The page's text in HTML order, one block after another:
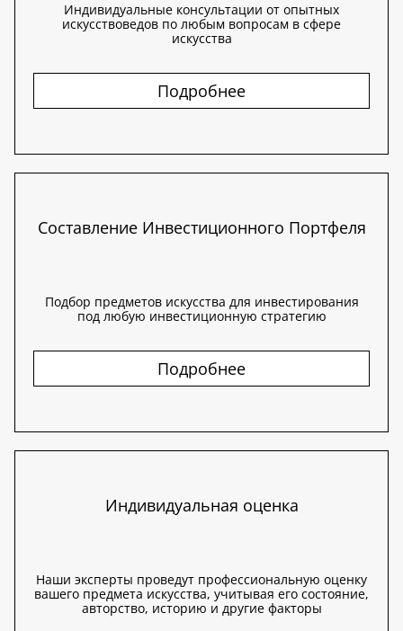
Индивидуальные консультации от опытных
искусствоведов по любым вопросам в сфере
искусства
Подробнее
Составление Инвестиционного Портфеля
Подбор предметов искусства для инвестирования
под любую инвестиционную стратегию
Подробнее
Индивидуальная оценка
Наши эксперты проведут профессиональную оценку
вашего предмета искусства, учитывая его состояние,
авторство, историю и другие факторы